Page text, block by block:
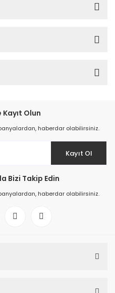
Olun
haberdar olabilirsiniz.
Kayıt Ol
Bizi Takip Edin
haberdar olabilirsiniz.